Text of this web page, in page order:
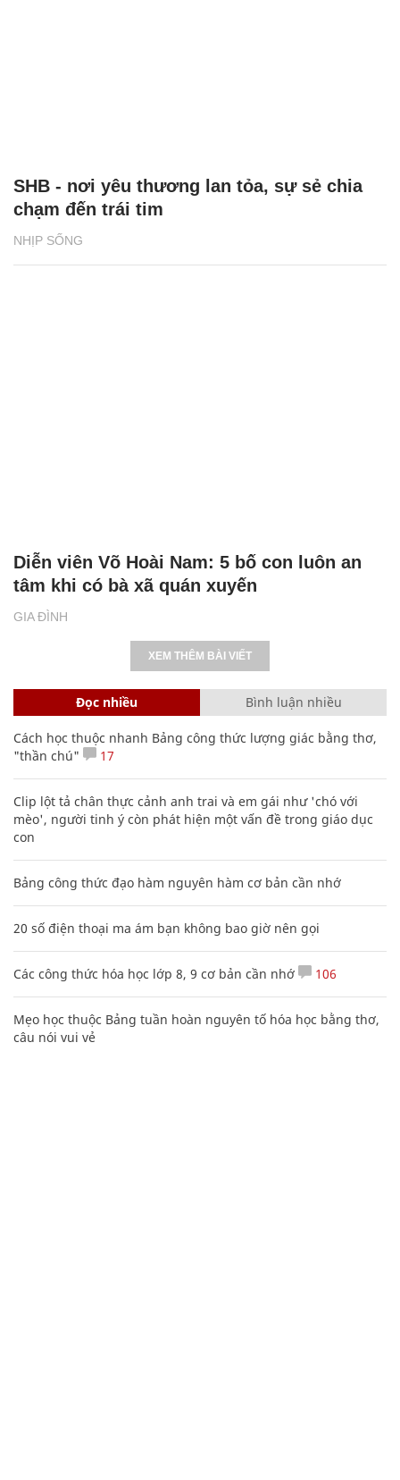
NHỊP SỐNG
SHB - nơi yêu thương lan tỏa, sự sẻ chia
chạm đến trái tim
GIA ĐÌNH
Diễn viên Võ Hoài Nam: 5 bố con luôn an
tâm khi có bà xã quán xuyến
XEM THÊM BÀI VIẾT
Đọc nhiều Bình luận nhiều
Cách học thuộc nhanh Bảng công thức lượng giác bằng thơ,
"thần chú"
17
Clip lột tả chân thực cảnh anh trai và em gái như 'chó với
mèo', người tinh ý còn phát hiện một vấn đề trong giáo dục
con
Bảng công thức đạo hàm nguyên hàm cơ bản cần nhớ
20 số điện thoại ma ám bạn không bao giờ nên gọi
Các công thức hóa học lớp 8, 9 cơ bản cần nhớ 106
Mẹo học thuộc Bảng tuần hoàn nguyên tố hóa học bằng thơ,
câu nói vui vẻ